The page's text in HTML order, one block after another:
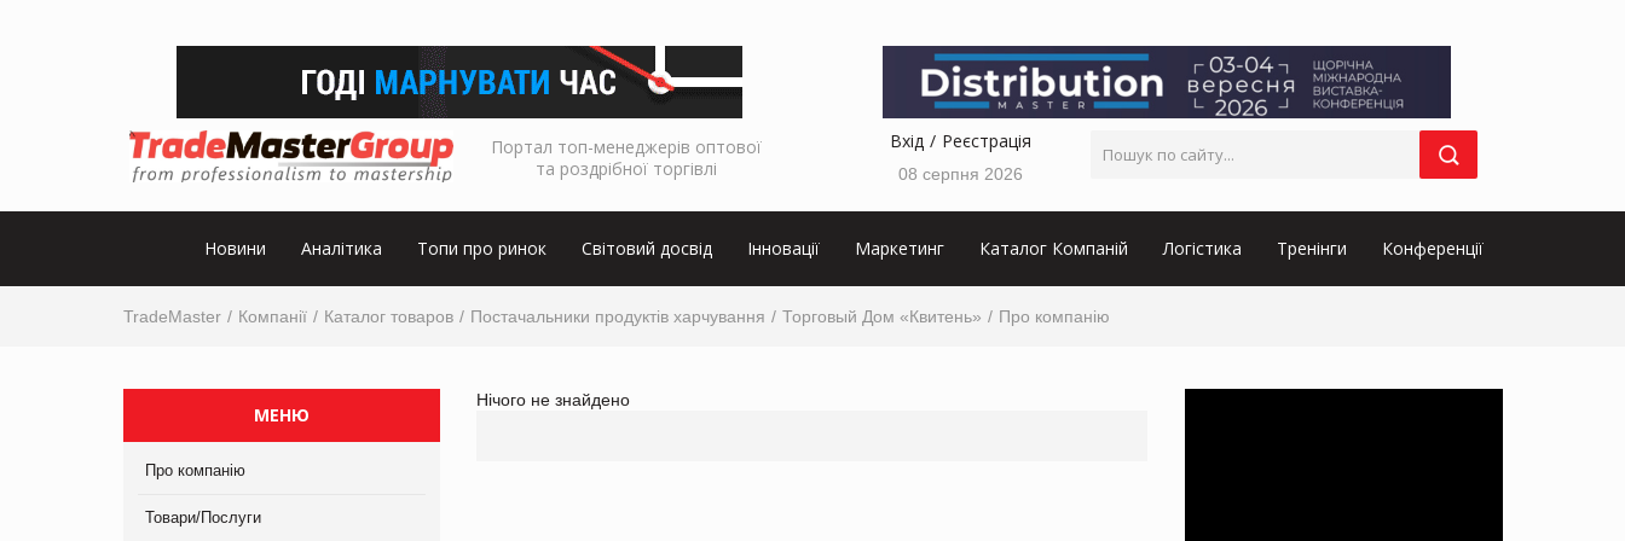
Портал топ-менеджерів оптової
та роздрібної торгівлі
Вхід Реєстрація
08 серпня 2026
Новини Аналітика Топи про ринок Світовий досвід Інновації Маркетинг Каталог Компаній Логістика Тренінги Конференції
TradeMaster Компанії Каталог товаров Постачальники продуктів харчування Торговый Дом «Квитень» Про компанію
МЕНЮ
Про компанію
Товари/Послуги
Нічого не знайдено